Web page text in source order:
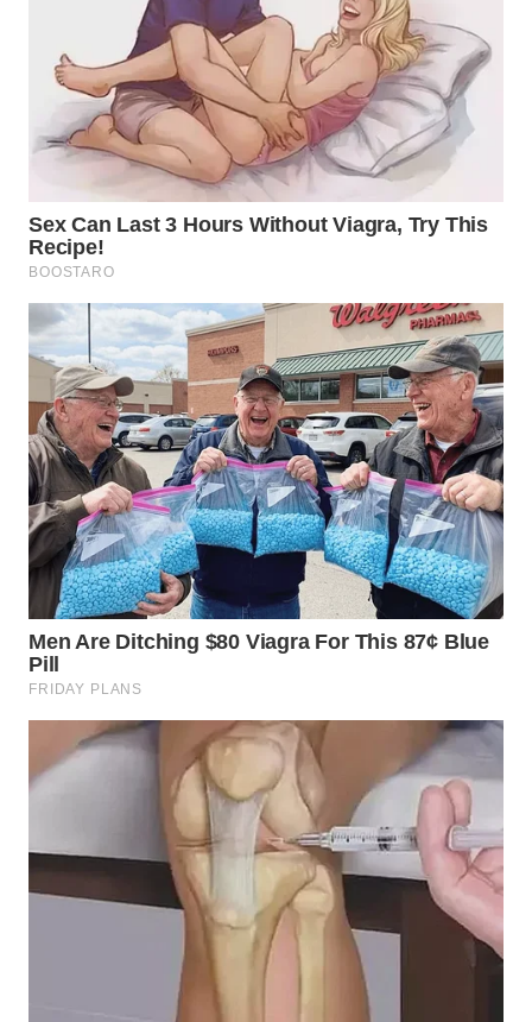
WN
DEPOK
WN
TAPANULI
UTARA
WN
SAMOSIR
WN
PADANG
LAWAS
WN
SUMEDANG
WN
CIANJUR
WN
KEPULAUAN
WN